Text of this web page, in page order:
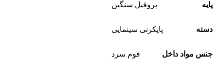
پایه
پروفیل سنگین
دسته پاپکرنی سینمایی
جنس مواد داخل فوم سرد